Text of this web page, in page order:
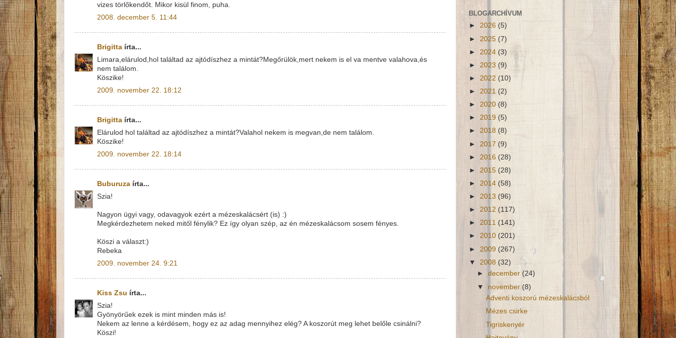
vizes törlőkendőt. Mikor kisül finom, puha.
2008. december 5. 11:44
Brigitta írta...
Limara,elárulod,hol találtad az ajtódíszhez a mintát?Megőrülök,mert nekem is el va mentve valahova,és
nem találom.
Köszike!
2009. november 22. 18:12
Brigitta írta...
Elárulod hol találtad az ajtódíszhez a mintát?Valahol nekem is megvan,de nem találom.
Köszike!
2009. november 22. 18:14
Buburuza írta...
Szia!
Nagyon ügyi vagy, odavagyok ezért a mézeskalácsért (is) :)
Megkérdezhetem neked mitől fénylik? Ez így olyan szép, az én mézeskalácsom sosem fényes.
Köszi a választ:)
Rebeka
2009. november 24. 9:21
Kiss Zsu írta...
Szia!
Gyönyörűek ezek is mint minden más is!
Nekem az lenne a kérdésem, hogy ez az adag mennyihez elég? A koszorút meg lehet belőle csinálni?
Köszi!
BLOGARCHÍVUM
► 2026 (5)
► 2025 (7)
► 2024 (3)
► 2023 (9)
► 2022 (10)
► 2021 (2)
► 2020 (8)
► 2019 (5)
► 2018 (8)
► 2017 (9)
► 2016 (28)
► 2015 (28)
► 2014 (58)
► 2013 (96)
► 2012 (117)
► 2011 (141)
► 2010 (201)
► 2009 (267)
▼ 2008 (32)
►december(24)
▼ november (8)
Adventi koszorú mézeskalácsból
Mézes csirke
Tigriskenyér